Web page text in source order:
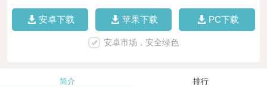
安卓下载 苹果下载 PC下载
安卓市场，安全绿色
简介 排行